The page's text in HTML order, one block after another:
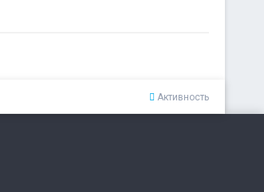
Активность